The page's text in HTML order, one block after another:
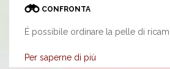
CONFRONTA
É possibile ordinare la pelle di
Per saperne di più